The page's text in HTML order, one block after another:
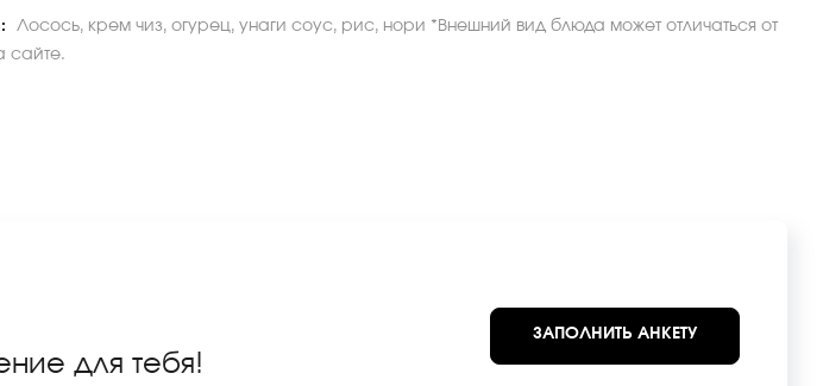
Лосось, крем чиз, огурец, унаги соус, рис, нори *Внешний вид блюда может отличаться от
сайте.
для тебя!
ЗАПОЛНИТЬ АНКЕТУ